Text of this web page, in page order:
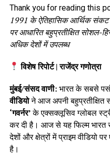
Thank you for reading this
1991 के ऐतिहासिक आर्थिक
पर आधारित बहुप्रतीक्षित सोशल-
अधिक देशों में उपलब्ध
विशेष रिपोर्ट | राजेंद्र गणोत्रा
मुंबई/संसद वाणी:भारत के सबसे
वीडियोने आज अपनी बहुप्रतीक्षित
‘गवर्नर’के एक्सक्लूसिव ग्लोबल
कर दी है। आज से यह फिल्म भारत
देशों और क्षेत्रों में प्राइम वीडियो
है।